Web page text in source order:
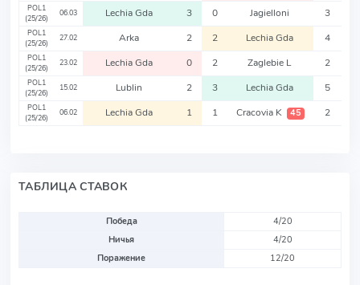
POL1
(25/26)
06.03 Lechia Gda 3 0 Jagielloni 3
POL1
(25/26)
27.02 Arka 2 2 Lechia Gda 4
POL1
(25/26)
23.02 Lechia Gda 0 2 Zaglebie L 2
POL1
(25/26)
15.02 Lublin 2 3 Lechia Gda 5
POL1
(25/26)
06.02 Lechia Gda 1 1 Cracovia K 45 2
ТАБЛИЦА СТАВОК
Победа
4/20
Ничья
4/20
Поражение
12/20